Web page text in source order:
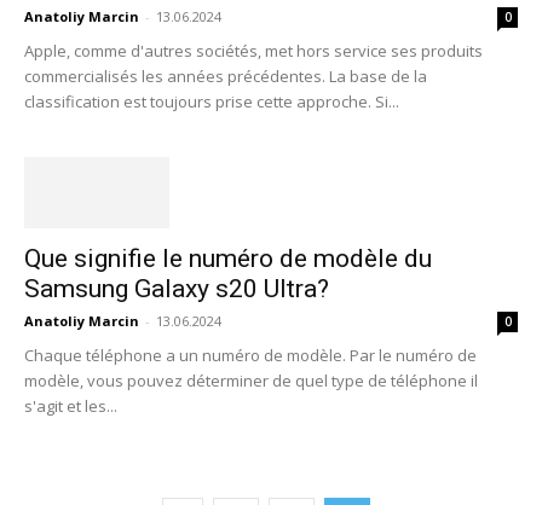
Anatoliy Marcin - 13.06.2024 0
Apple, comme d'autres sociétés, met hors service ses produits
commercialisés les années précédentes. La base de la
classification est toujours prise cette approche. Si...
Que signifie le numéro de modèle du
Samsung Galaxy s20 Ultra?
Anatoliy Marcin - 13.06.2024 0
Chaque téléphone a un numéro de modèle. Par le numéro de
modèle, vous pouvez déterminer de quel type de téléphone il
s'agit et les...